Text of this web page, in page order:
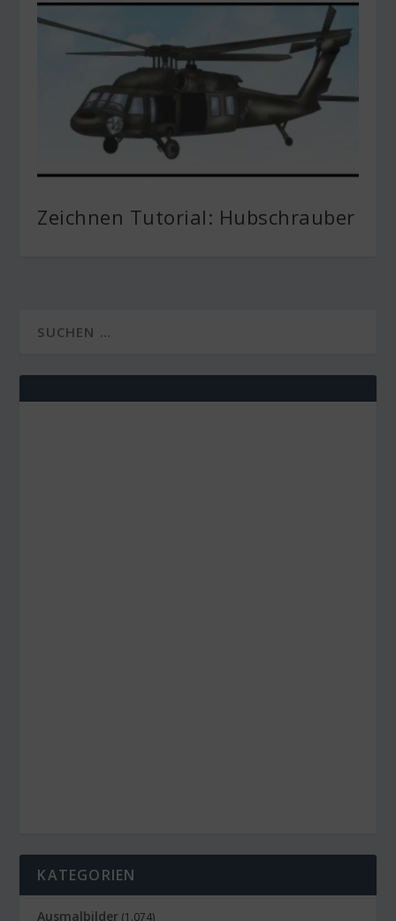
Zeichnen Tutorial: Hubschrauber
KATEGORIEN
Ausmalbilder (1.074)